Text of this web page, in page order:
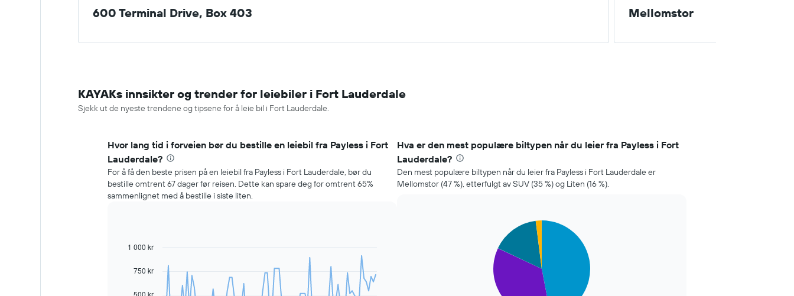
600 Terminal Drive, Box 403 Mellomstor
KAYAKs innsikter og trender for leiebiler i Fort Lauderdale
Sjekk ut de nyeste trendene og tipsene for å leie bil i Fort Lauderdale.
Hvor lang tid i forveien bør du bestille en leiebil fra Payless i Fort
Lauderdale?
For å få den beste prisen på en leiebil fra Payless i Fort Lauderdale, bør du
bestille omtrent 67 dager før reisen. Dette kan spare deg for omtrent 65%
sammenlignet med å bestille i siste liten.
Line
points.
Chart
500 kr
750 kr
1 000 kr
Hva er den mest populære biltypen når du leier fra Payless i Fort
Lauderdale?
Den mest populære biltypen når du leier fra Payless i Fort Lauderdale er
Mellomstor (47 %), etterfulgt av SUV (35 %) og Liten (16 %).